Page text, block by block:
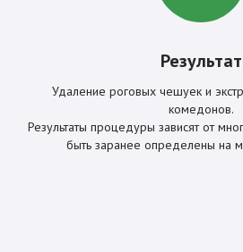
Результат
Удаление роговых чешуек и
комедонов.
Результаты процедуры зависят от
быть заранее определены на